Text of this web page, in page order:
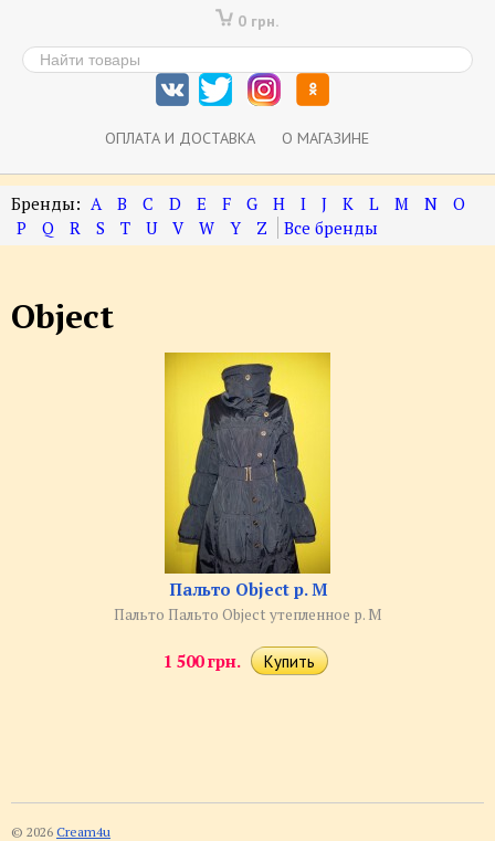
0 грн.
ОПЛАТА И ДОСТАВКА О МАГАЗИНЕ
A B C D E F G H I J K L M N
O
P
Q R S T U V W Y Z
Object
Пальто Object р. M
Пальто Пальто Object утепленное р. M
1 500 грн.
© 2026 Cream4u